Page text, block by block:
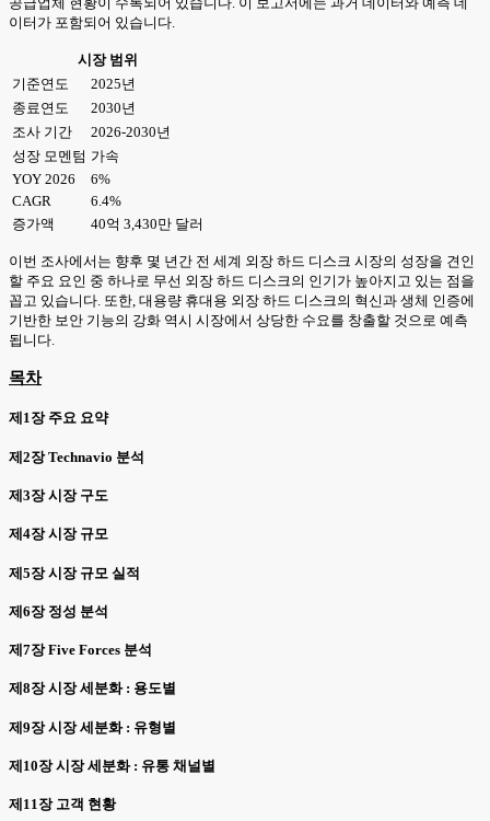
이터가 포함되어 있습니다.
시장 범위
기준연도
2025년
종료연도
2030년
조사 기간
2026-2030년
성장 모멘텀 가속
YOY 2026
6%
CAGR
6.4%
증가액
40억 3,430만 달러
이번 조사에서는 향후 몇 년간 전 세계 외장 하드 디스크 시장의 성장을 견인
할 주요 요인 중 하나로 무선 외장 하드 디스크의 인기가 높아지고 있는 점을
꼽고 있습니다. 또한, 대용량 휴대용 외장 하드 디스크의 혁신과 생체 인증에
기반한 보안 기능의 강화 역시 시장에서 상당한 수요를 창출할 것으로 예측
됩니다.
목차
제1장 주요 요약
제2장 Technavio 분석
제3장 시장 구도
제4장 시장 규모
제5장 시장 규모 실적
제6장 정성 분석
제7장 Five Forces 분석
제8장 시장 세분화 : 용도별
제9장 시장 세분화 : 유형별
제10장 시장 세분화 : 유통 채널별
제11장 고객 현황